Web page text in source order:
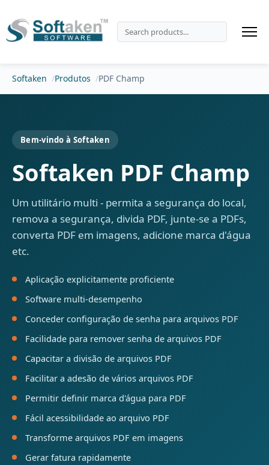
Softaken Produtos PDF Champ
Bem-vindo à Softaken
Softaken PDF Champ
Um utilitário multi - permita a segurança do local,
remova a segurança, divida PDF, junte-se a PDFs,
converta PDF em imagens, adicione marca d'água
etc.
Aplicação explicitamente proficiente
Software multi-desempenho
Conceder configuração de senha para arquivos PDF
Facilidade para remover senha de arquivos PDF
Capacitar a divisão de arquivos PDF
Facilitar a adesão de vários arquivos PDF
Permitir definir marca d'água para PDF
Fácil acessibilidade ao arquivo PDF
Transforme arquivos PDF em imagens
Gerar fatura rapidamente